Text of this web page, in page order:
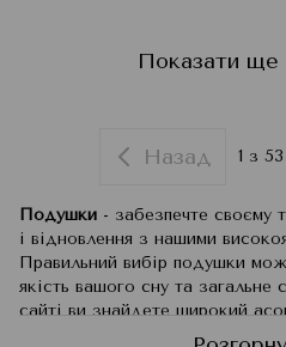
Показати ще
Назад 1 з 53
Подушки - забезпечте своєму
і відновлення з нашими
Правильний вибір подушки
якість вашого сну та
сайті ви знайдете широкий
задовольнять різноманітні